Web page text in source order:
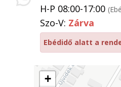
+
H-P 08:00-17:00
Szo-V: Zárva
Ebédidő alatt a